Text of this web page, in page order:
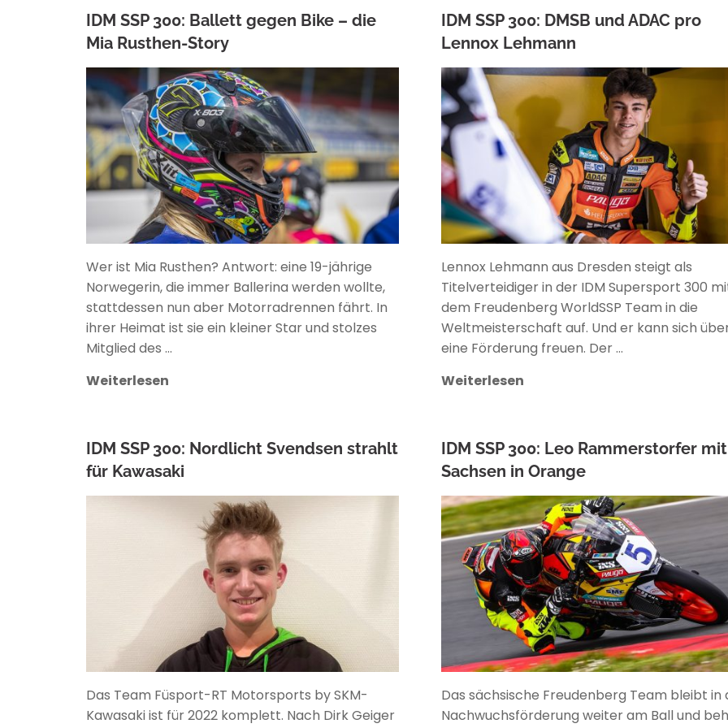
IDM SSP 300: Ballett gegen Bike – die
Mia Rusthen-Story
ANKE WIECZOREK
Wer ist Mia Rusthen? Antwort: eine 19-jährige
Norwegerin, die immer Ballerina werden wollte,
stattdessen nun aber Motorradrennen fährt. In
ihrer Heimat ist sie ein kleiner Star und stolzes
Mitglied des …
Weiterlesen
IDM SSP 300: DMSB und ADAC pro
Lennox Lehmann
ANKE WIECZOREK
Lennox Lehmann aus Dresden steigt als
Titelverteidiger in der IDM Supersport 300
dem Freudenberg WorldSSP Team in die
Weltmeisterschaft auf. Und er kann sich
eine Förderung freuen. Der …
Weiterlesen
IDM SSP 300: Nordlicht Svendsen strahlt
für Kawasaki
Das Team Füsport-RT Motorsports by SKM-
Kawasaki ist für 2022 komplett. Nach Dirk Geiger
IDM SSP 300: Leo Rammerstorfer mit
Sachsen in Orange
ANKE WIECZOREK
Das sächsische Freudenberg Team bleibt in
Nachwuchsförderung weiter am Ball und